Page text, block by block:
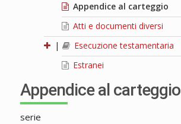
Appendice al carteggio
Atti e documenti diversi
|
Esecuzione testamentaria
Estranei
Appendice al carteggio
serie